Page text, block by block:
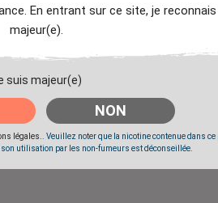
En entrant sur ce site, je
majeur(e).
suis majeur(e)
NON
légales.
. Veuillez noter que la nicotine contenue dans
son utilisation par les non-fumeurs est déconseillée.